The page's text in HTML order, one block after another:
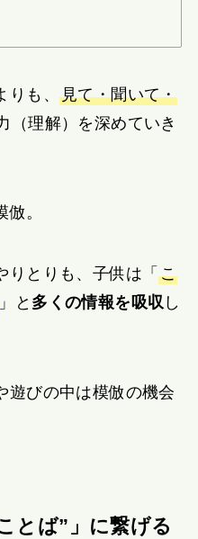
も、 見て・聞いて・
（理解）を深めていき
。
りとりも、子供は「こ
」と 多くの情報を吸収 し
遊びの中は模倣の機会
とば”」に繋げる